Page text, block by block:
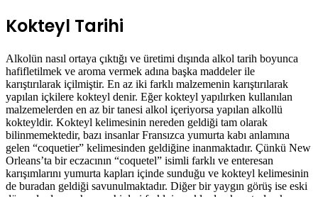
Kokteyl Tarihi
Alkolün nasıl ortaya çıktığı ve üretimi dışında alkol tarih boyunca
hafifletilmek ve aroma vermek adına başka maddeler ile
karıştırılarak içilmiştir. En az iki farklı malzemenin karıştırılarak
yapılan içkilere kokteyl denir. Eğer kokteyl yapılırken kullanılan
malzemelerden en az bir tanesi alkol içeriyorsa yapılan alkollü
kokteyldir. Kokteyl kelimesinin nereden geldiği tam olarak
bilinmemektedir, bazı insanlar Fransızca yumurta kabı anlamına
gelen “coquetier” kelimesinden geldiğine inanmaktadır. Çünkü New
Orleans’ta bir eczacının “coquetel” isimli farklı ve enteresan
karışımlarını yumurta kapları içinde sunduğu ve kokteyl kelimesinin
de buradan geldiği savunulmaktadır. Diğer bir yaygın görüş ise eski